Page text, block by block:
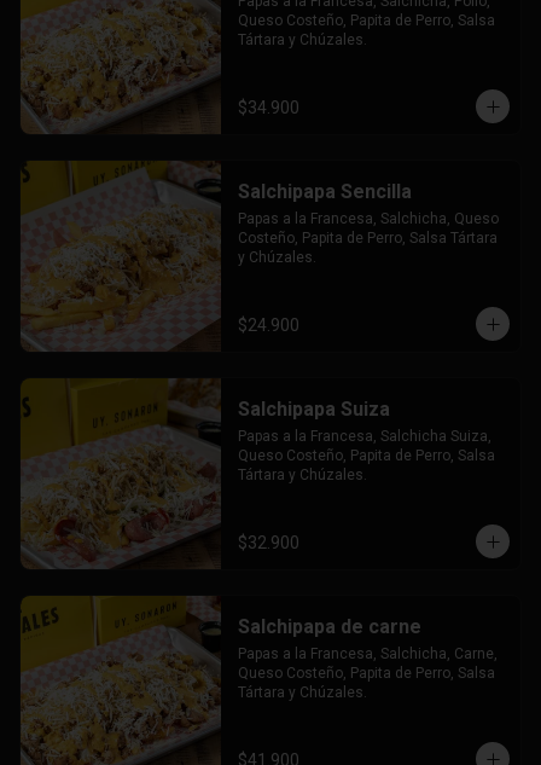
Queso Costeño, Papita de Perro, Salsa
Tártara y Chúzales.
$34.900
Salchipapa Sencilla
Papas a la Francesa, Salchicha, Queso
Costeño, Papita de Perro, Salsa Tártara
y Chúzales.
$24.900
Salchipapa Suiza
Papas a la Francesa, Salchicha Suiza,
Queso Costeño, Papita de Perro, Salsa
Tártara y Chúzales.
$32.900
Salchipapa de carne
Papas a la Francesa, Salchicha, Carne,
Queso Costeño, Papita de Perro, Salsa
Tártara y Chúzales.
$41.900